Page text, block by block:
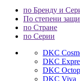
по Бренду и
По степени
по Стране
по Серии
DKC
DKC
DKC
DKC Viva